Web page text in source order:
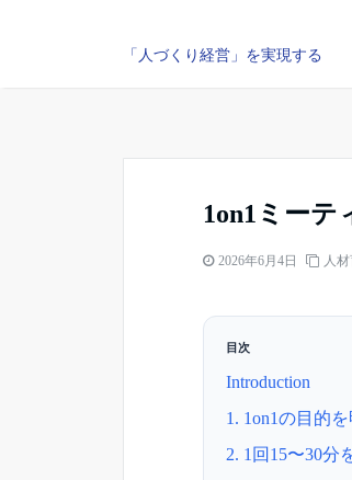
「人づくり経営」を実現する
1on1ミーテ
2026年6月4日 人
目次
Introduction
1. 1on1の目的
2. 1回15〜30分